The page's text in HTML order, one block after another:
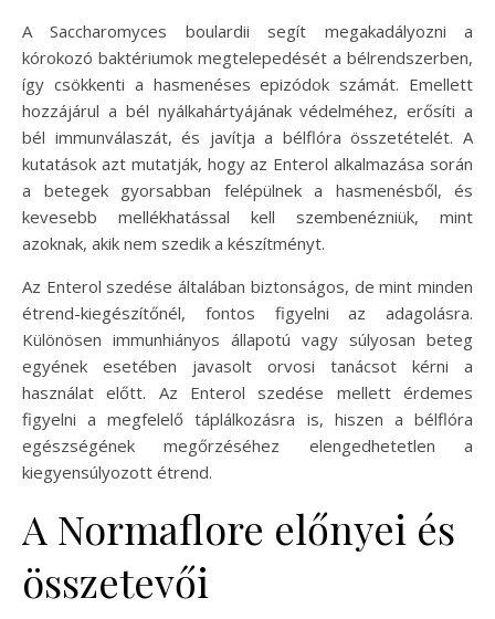
A Saccharomyces boulardii segít megakadályozni a
kórokozó baktériumok megtelepedését a bélrendszerben,
így csökkenti a hasmenéses epizódok számát. Emellett
hozzájárul a bél nyálkahártyájának védelméhez, erősíti a
bél immunválaszát, és javítja a bélflóra összetételét. A
kutatások azt mutatják, hogy az Enterol alkalmazása során
a betegek gyorsabban felépülnek a hasmenésből, és
kevesebb mellékhatással kell szembenézniük, mint
azoknak, akik nem szedik a készítményt.
Az Enterol szedése általában biztonságos, de mint minden
étrend-kiegészítőnél, fontos figyelni az adagolásra.
Különösen immunhiányos állapotú vagy súlyosan beteg
egyének esetében javasolt orvosi tanácsot kérni a
használat előtt. Az Enterol szedése mellett érdemes
figyelni a megfelelő táplálkozásra is, hiszen a bélflóra
egészségének megőrzéséhez elengedhetetlen a
kiegyensúlyozott étrend.
A Normaflore előnyei és
összetevői